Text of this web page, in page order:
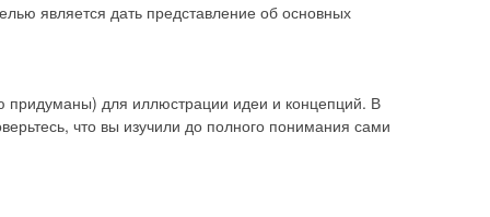
является дать представление об основных
придуманы) для иллюстрации идеи и концепций. В
что вы изучили до полного понимания сами